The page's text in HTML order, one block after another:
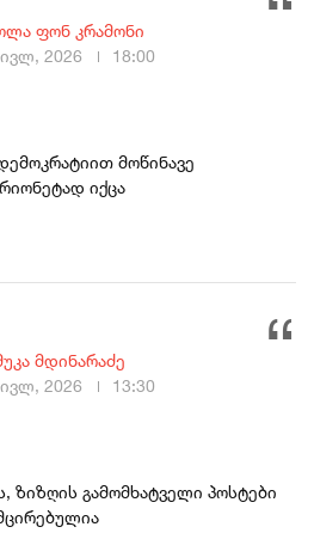
მოწინავე
იქცა
ფონ კრამონი
2026
18:00
ზიზღის გამომხატველი პოსტები
მდინარაძე
2026
13:30